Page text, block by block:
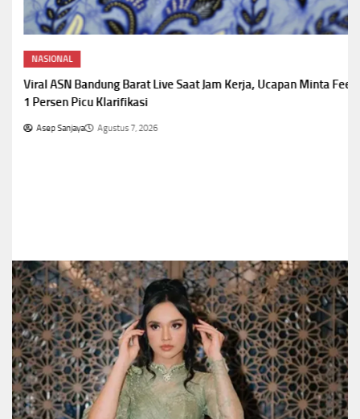
NASIONAL
Viral ASN Bandung Barat Live Saat Jam Kerja, Ucapan Minta Fee
1 Persen Picu Klarifikasi
Asep Sanjaya Agustus 7, 2026